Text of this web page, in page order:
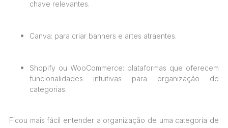
chave relevantes.
Canva: para criar banners e artes atraentes.
Shopify ou WooCommerce: plataformas que oferecem
funcionalidades intuitivas para organização de
categorias.
Ficou mais fácil entender a organização de uma categoria de